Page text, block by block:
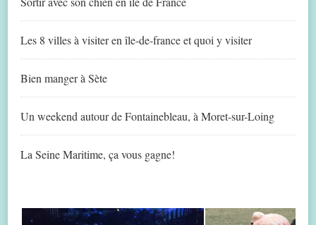
Les 8 villes à visiter en île-de-france et quoi y visiter
Bien manger à Sète
Un weekend autour de Fontainebleau, à Moret-sur-Loing
La Seine Maritime, ça vous gagne!